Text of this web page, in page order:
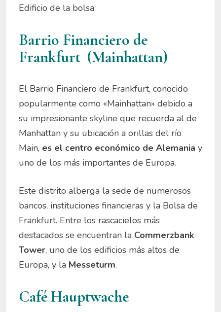
Edificio de la bolsa
Barrio Financiero de
Frankfurt (Mainhattan)
El Barrio Financiero de Frankfurt, conocido
popularmente como «Mainhattan» debido a
su impresionante skyline que recuerda al de
Manhattan y su ubicación a orillas del río
Main, es el centro económico de Alemania y
uno de los más importantes de Europa.
Este distrito alberga la sede de numerosos
bancos, instituciones financieras y la Bolsa de
Frankfurt. Entre los rascacielos más
destacados se encuentran la Commerzbank
Tower, uno de los edificios más altos de
Europa, y la Messeturm.
Café Hauptwache